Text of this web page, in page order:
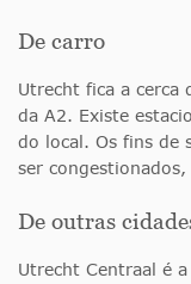
De carro
Utrecht fica a cerca
da A2. Existe
do local. Os fins de
ser
De outras
Utrecht Centraal é